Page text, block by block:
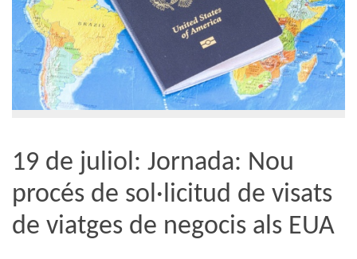
19 de juliol: Jornada: Nou
procés de sol·licitud de visats
de viatges de negocis als EUA